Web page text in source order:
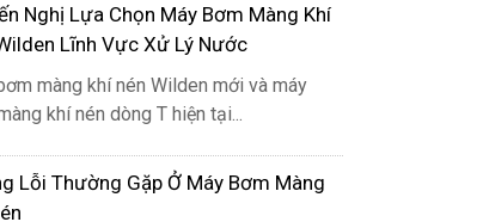
là đối với ngành nông nghiệp.
tác nạo vét bùn, nạo vét kênh
Nghị Lựa Chọn Máy Bơm Màng Khí
Lĩnh Vực Xử Lý Nước
màng khí nén Wilden mới và máy
khí nén dòng T hiện tại...
Lỗi Thường Gặp Ở Máy Bơm Màng